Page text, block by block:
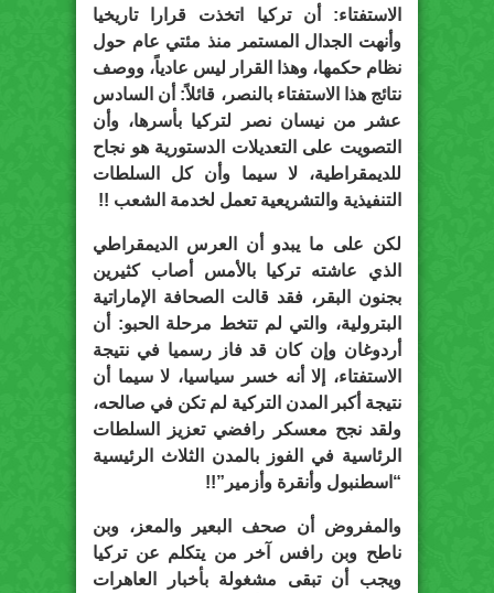
الاستفتاء: أن تركيا اتخذت قرارا تاريخيا
وأنهت الجدال المستمر منذ مئتي عام حول
نظام حكمها، وهذا القرار ليس عادياً، ووصف
نتائج هذا الاستفتاء بالنصر، قائلاً: أن السادس
عشر من نيسان نصر لتركيا بأسرها، وأن
التصويت على التعديلات الدستورية هو نجاح
للديمقراطية، لا سيما وأن كل السلطات
التنفيذية والتشريعية تعمل لخدمة الشعب !!
لكن على ما يبدو أن العرس الديمقراطي
الذي عاشته تركيا بالأمس أصاب كثيرين
بجنون البقر، فقد قالت الصحافة الإماراتية
البترولية، والتي لم تتخط مرحلة الحبو: أن
أردوغان وإن كان قد فاز رسميا في نتيجة
الاستفتاء، إلا أنه خسر سياسيا، لا سيما أن
نتيجة أكبر المدن التركية لم تكن في صالحه،
ولقد نجح معسكر رافضي تعزيز السلطات
الرئاسية في الفوز بالمدن الثلاث الرئيسية
“اسطنبول وأنقرة وأزمير”!!
والمفروض أن صحف البعير والمعز، وبن
ناطح وبن رافس آخر من يتكلم عن تركيا
ويجب أن تبقى مشغولة بأخبار العاهرات